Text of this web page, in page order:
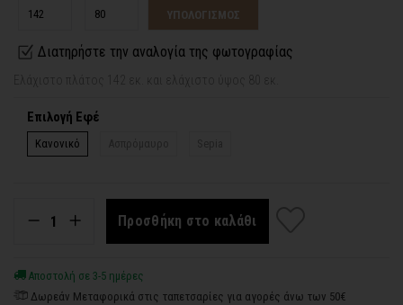
ΥΠΟΛΟΓΙΣΜΟΣ
Διατηρήστε την αναλογία της φωτογραφίας
Ελάχιστο πλάτος 142 εκ. και ελάχιστο ύψος 80 εκ.
Επιλογή Εφέ
Κανονικό
Προσθήκη στο καλάθι
Αποστολή σε 3-5 ημέρες
Δωρεάν Μεταφορικά στις ταπετσαρίες για αγορές άνω των 50€